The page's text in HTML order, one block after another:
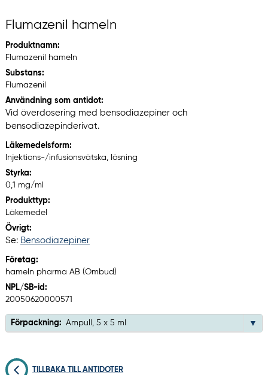
Flumazenil hameln
Produktnamn:
Flumazenil hameln
Substans:
Flumazenil
Användning som antidot:
Vid överdosering med bensodiazepiner och
bensodiazepinderivat.
Läkemedelsform:
Injektions-/infusionsvätska, lösning
Styrka:
0,1 mg/ml
Produkttyp:
Läkemedel
Övrigt:
Se: Bensodiazepiner
Företag:
hameln pharma AB (Ombud)
NPL/SB-id:
20050620000571
Förpackning: Ampull, 5 x 5 ml
TILLBAKA TILL ANTIDOTER